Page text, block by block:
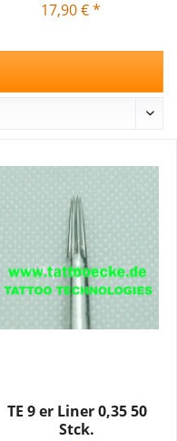
17,90 € *
TE 9 er Liner 0,35 50
Stck.